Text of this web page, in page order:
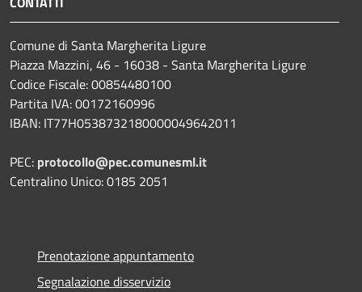
Comune di Santa Margherita Ligure
Piazza Mazzini, 46 - 16038 - Santa Margherita Ligure
Codice Fiscale: 00854480100
Partita IVA: 00172160996
IBAN: IT77H0538732180000049642011
PEC: protocollo@pec.comunesml.it
Centralino Unico: 0185 2051
Prenotazione appuntamento
Segnalazione disservizio